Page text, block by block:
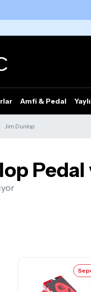
Amfi & Pedal
Jim Dunlop